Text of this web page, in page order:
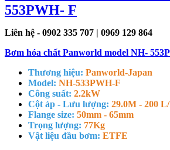
553PWH- F
Liên hệ - 0902 335 707 | 0969 129 864
Bơm hóa chất Panworld model NH-
Thương hiệu: Panworld-Japan
Model: NH-533PWH-F
Công suất: 2.2kW
Cột áp - Lưu lượng: 29.0M - 200
Flange size: 50mm - 65mm
Trọng lượng: 77Kg
Vật liệu đầu bơm: ETFE